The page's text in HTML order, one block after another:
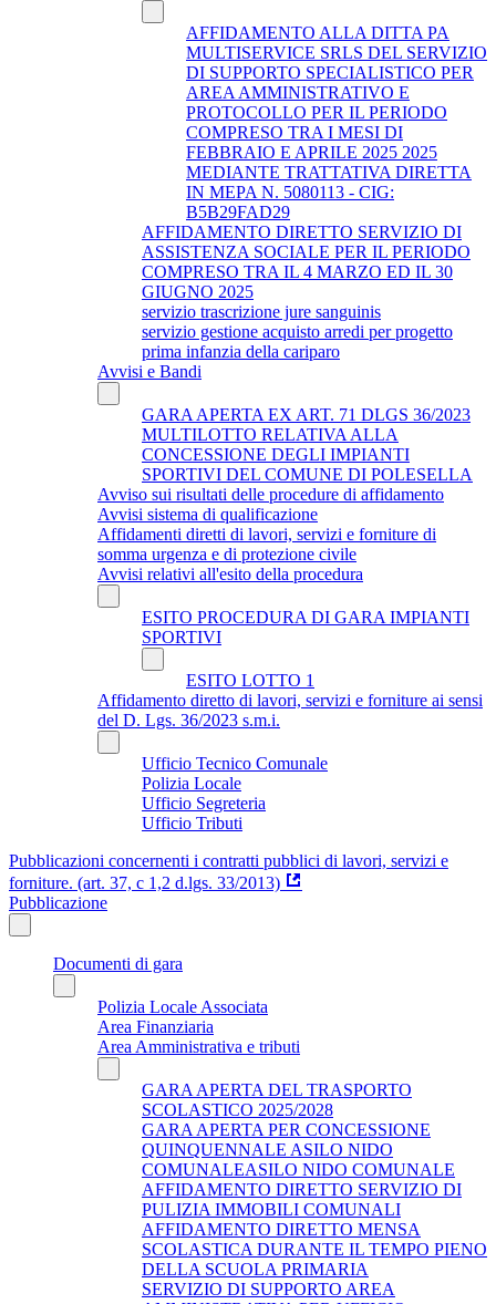
AFFIDAMENTO ALLA DITTA PA
MULTISERVICE SRLS DEL SERVIZIO
DI SUPPORTO SPECIALISTICO PER
AREA AMMINISTRATIVO E
PROTOCOLLO PER IL PERIODO
COMPRESO TRA I MESI DI
FEBBRAIO E APRILE 2025 2025
MEDIANTE TRATTATIVA DIRETTA
IN MEPA N. 5080113 - CIG:
B5B29FAD29
AFFIDAMENTO DIRETTO SERVIZIO DI
ASSISTENZA SOCIALE PER IL PERIODO
COMPRESO TRA IL 4 MARZO ED IL 30
GIUGNO 2025
servizio trascrizione jure sanguinis
servizio gestione acquisto arredi per progetto
prima infanzia della cariparo
Avvisi e Bandi
GARA APERTA EX ART. 71 DLGS 36/2023
MULTILOTTO RELATIVA ALLA
CONCESSIONE DEGLI IMPIANTI
SPORTIVI DEL COMUNE DI POLESELLA
Avviso sui risultati delle procedure di affidamento
Avvisi sistema di qualificazione
Affidamenti diretti di lavori, servizi e forniture di
somma urgenza e di protezione civile
Avvisi relativi all'esito della procedura
ESITO PROCEDURA DI GARA IMPIANTI
SPORTIVI
ESITO LOTTO 1
Affidamento diretto di lavori, servizi e forniture ai sensi
del D. Lgs. 36/2023 s.m.i.
Ufficio Tecnico Comunale
Polizia Locale
Ufficio Segreteria
Ufficio Tributi
Pubblicazioni concernenti i contratti pubblici di lavori, servizi e
forniture. (art. 37, c 1,2 d.lgs. 33/2013)
Pubblicazione
Documenti di gara
Polizia Locale Associata
Area Finanziaria
Area Amministrativa e tributi
GARA APERTA DEL TRASPORTO
SCOLASTICO 2025/2028
GARA APERTA PER CONCESSIONE
QUINQUENNALE ASILO NIDO
COMUNALEASILO NIDO COMUNALE
AFFIDAMENTO DIRETTO SERVIZIO DI
PULIZIA IMMOBILI COMUNALI
AFFIDAMENTO DIRETTO MENSA
SCOLASTICA DURANTE IL TEMPO PIENO
DELLA SCUOLA PRIMARIA
SERVIZIO DI SUPPORTO AREA